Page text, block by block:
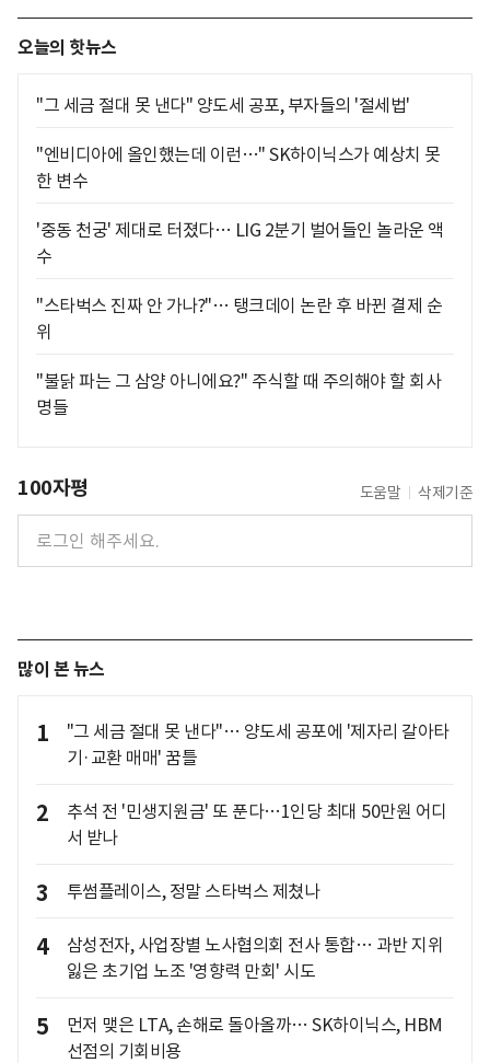
오늘의 핫뉴스
"그 세금 절대 못 낸다" 양도세 공포, 부자들의 '절세법'
"엔비디아에 올인했는데 이런…" SK하이닉스가 예상치 못
한 변수
'중동 천궁' 제대로 터졌다… LIG 2분기 벌어들인 놀라운 액
수
"스타벅스 진짜 안 가나?"… 탱크데이 논란 후 바뀐 결제 순
위
"불닭 파는 그 삼양 아니에요?" 주식할 때 주의해야 할 회사
명들
100자평 도움말 삭제기준
많이 본 뉴스
1
"그 세금 절대 못 낸다"… 양도세 공포에 '제자리 갈아타
기·교환 매매' 꿈틀
2
추석 전 '민생지원금' 또 푼다…1인당 최대 50만원 어디
서 받나
3 투썸플레이스, 정말 스타벅스 제쳤나
4
삼성전자, 사업장별 노사협의회 전사 통합… 과반 지위
잃은 초기업 노조 '영향력 만회' 시도
5
먼저 맺은 LTA, 손해로 돌아올까… SK하이닉스, HBM
선점의 기회비용